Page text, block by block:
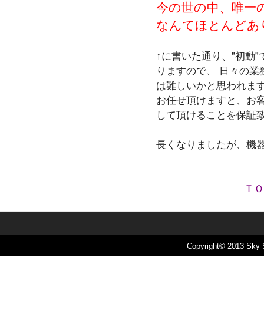
今の世の中、唯一
なんてほとんどあ
↑に書いた通り、”初動”
りますので、 日々の
は難しいかと思われま
お任せ頂けますと、お
して頂けることを保証
長くなりましたが、機
Ｔ
Copyright© 2013 Sky